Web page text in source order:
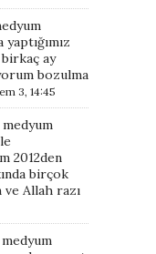
birkaç ay
bozulma
3, 14:45
2012den
birçok
ve Allah razı